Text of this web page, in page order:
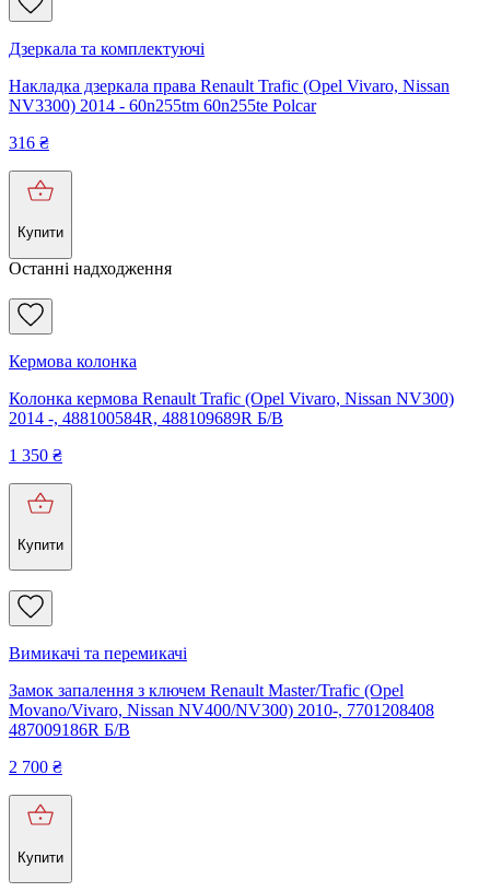
Дзеркала та комплектуючі
Накладка дзеркала права Renault Trafic (Opel Vivaro, Nissan
NV3300) 2014 - 60n255tm 60n255te Polcar
316 ₴
Купити
Останні надходження
Кермова колонка
Колонка кермова Renault Trafic (Opel Vivaro, Nissan NV300)
2014 -, 488100584R, 488109689R Б/В
1 350 ₴
Купити
Вимикачі та перемикачі
Замок запалення з ключем Renault Master/Trafic (Opel
Movano/Vivaro, Nissan NV400/NV300) 2010-, 7701208408
487009186R Б/В
2 700 ₴
Купити